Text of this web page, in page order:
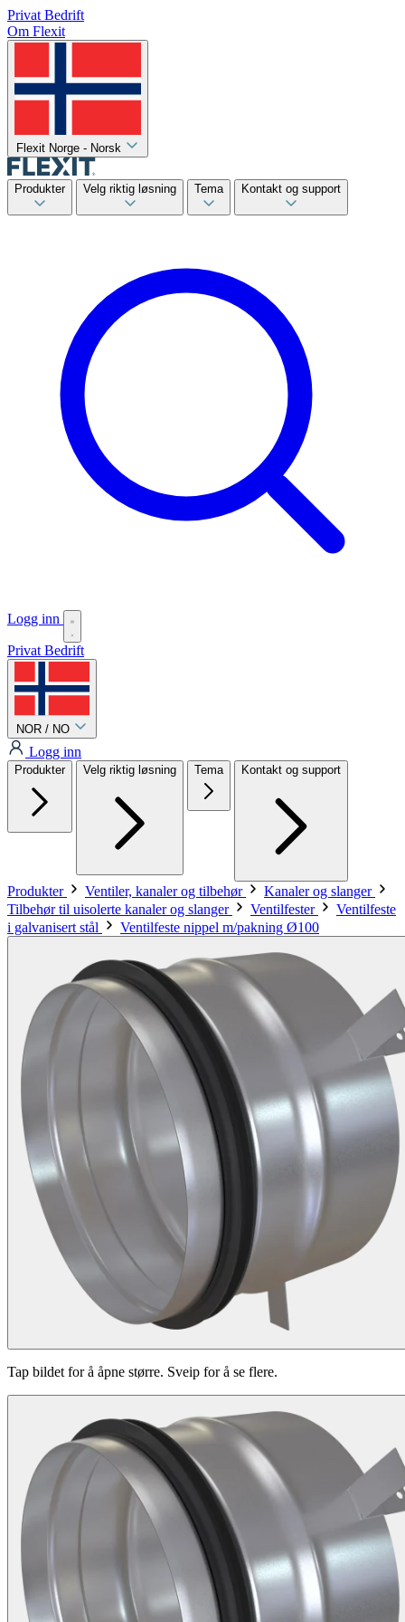
Privat Bedrift
Om Flexit
Flexit Norge - Norsk
Produkter Velg riktig løsning Tema Kontakt og support
Logg inn
Privat Bedrift
NOR / NO
Logg inn
Produkter Velg riktig løsning Tema Kontakt og support
Produkter Ventiler, kanaler og tilbehør
Kanaler og slanger
Tilbehør til uisolerte kanaler og slanger
Ventilfester
Ventilfeste
i galvanisert stål
Ventilfeste nippel m/pakning Ø100
Tap bildet for å åpne større. Sveip for å se flere.